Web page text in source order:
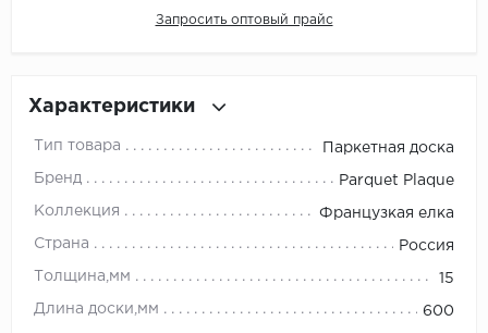
No brand
Запросить оптовый прайс
Характеристики
Тип товара Паркетная доска
Бренд Parquet Plaque
Коллекция Французкая елка
Страна Россия
Толщина,мм 15
Длина доски,мм 600